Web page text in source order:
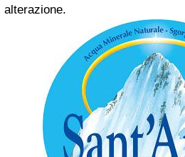
alterazione.